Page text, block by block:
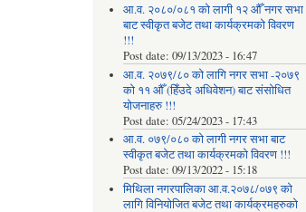
आ.व. २०८०/०८१ को लागी १२ औँ नगर सभा
बाट स्वीकृत बजेट तथा कार्यक्रमको विवरण
!!!
Post date: 09/13/2023 - 16:47
आ.व. २०७९/८० को लागि नगर सभा -२०७९
को ११ औँ (हिँउदे अधिवेशन) बाट संसोधित
योजनाहरु !!!
Post date: 05/24/2023 - 17:43
आ.व. ०७९/०८० को लागी नगर सभा बाट
स्वीकृत बजेट तथा कार्यक्रमको विवरण !!!
Post date: 09/13/2022 - 15:18
मिथिला नगरपालिका आ.व.२०७८/०७९ को
लागि विनियोजित बजेट तथा कार्यक्रमहरुको